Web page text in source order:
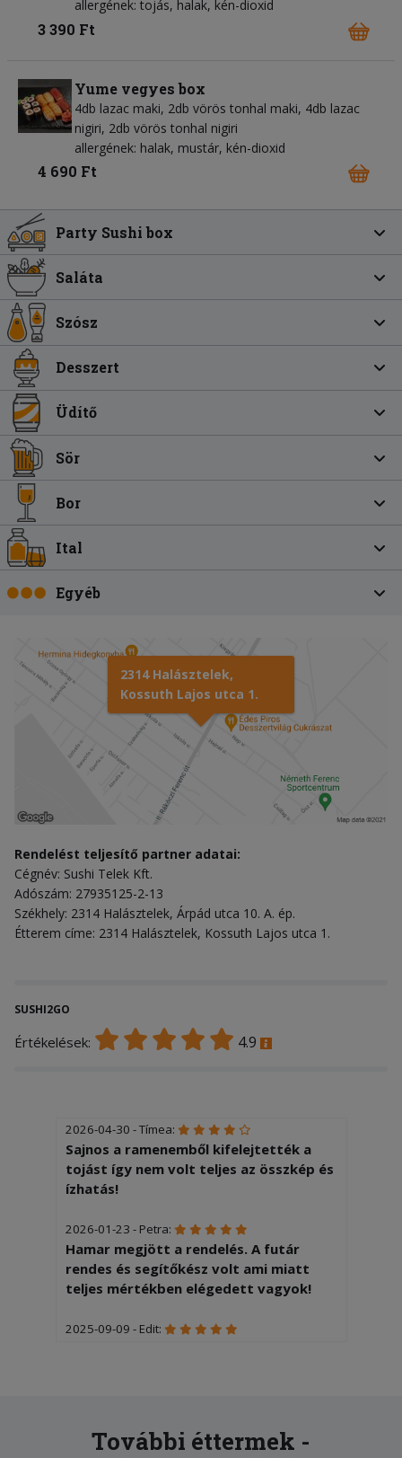
allergének: tojás, halak, kén-dioxid
3 390 Ft
Yume vegyes box
4db lazac maki, 2db vörös tonhal maki, 4db lazac
nigiri, 2db vörös tonhal nigiri
allergének: halak, mustár, kén-dioxid
4 690 Ft
Party Sushi box
Saláta
Szósz
Desszert
Üdítő
Sör
Bor
Ital
Egyéb
2314 Halásztelek,
Kossuth Lajos utca 1.
Rendelést teljesítő partner adatai:
Cégnév: Sushi Telek Kft.
Adószám: 27935125-2-13
Székhely: 2314 Halásztelek, Árpád utca 10. A. ép.
Étterem címe: 2314 Halásztelek, Kossuth Lajos utca 1.
SUSHI2GO
Értékelések: 4.9
2026-04-30 - Tímea:
Sajnos a ramenemből kifelejtették a
tojást így nem volt teljes az összkép és
ízhatás!
2026-01-23 - Petra:
Hamar megjött a rendelés. A futár
rendes és segítőkész volt ami miatt
teljes mértékben elégedett vagyok!
2025-09-09 - Edit:
További éttermek -